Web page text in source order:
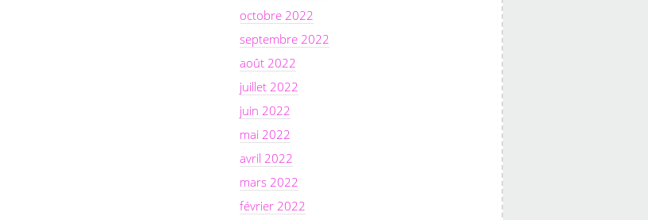
octobre 2022
septembre 2022
août 2022
juillet 2022
juin 2022
mai 2022
avril 2022
mars 2022
février 2022